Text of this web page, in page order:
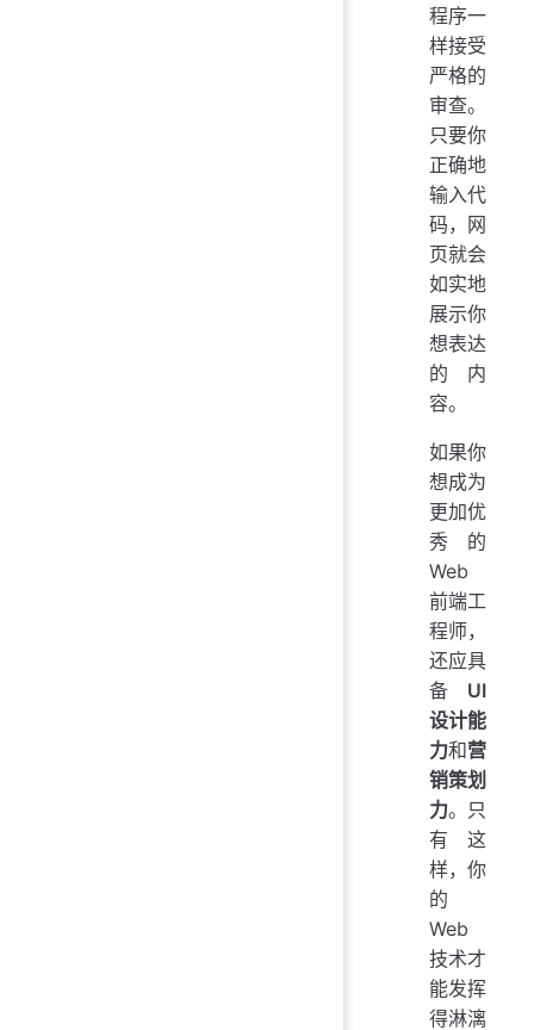
程序一
样接受
严格的
审查。
只要你
正确地
输入代
码，网
页就会
如实地
展示你
想表达
的内
容。
如果你
想成为
更加优
秀的
Web
前端工
程师，
还应具
备 UI
设计能
力和营
销策划
力。只
有这
样，你
的
Web
技术才
能发挥
得淋漓